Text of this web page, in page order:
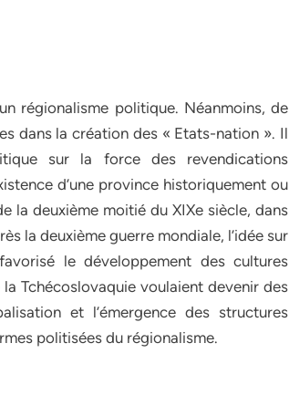
régionalisme politique. Néanmoins, de
dans la création des « Etats-nation ». Il
sur la force des revendications
d’une province historiquement ou
la deuxième moitié du XIXe siècle, dans
la deuxième guerre mondiale, l’idée sur
le développement des cultures
Tchécoslovaquie voulaient devenir des
et l’émergence des structures
politisées du régionalisme.